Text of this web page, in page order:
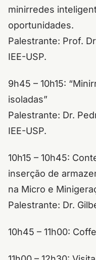
minirredes
oportunidades.
Palestrante: Prof.
IEE-USP.
9h45 – 10h15:
isoladas”
Palestrante: Dr.
IEE-USP.
10h15 – 10h45:
inserção de
na Micro e
Palestrante: Dr.
10h45 – 11h00: